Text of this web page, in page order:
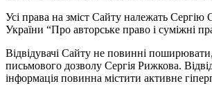
Усі права на зміст Сайту належать
України “Про авторське право і суміжні
Відвідувачі Сайту не повинні
письмового дозволу Сергія Рижкова.
інформація повинна містити активне